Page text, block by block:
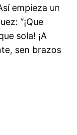
empieza un
“¡Que
sola! ¡A
sen brazos